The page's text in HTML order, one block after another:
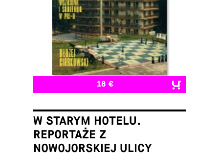
18 €
W STARYM HOTELU.
REPORTAŻE Z
NOWOJORSKIEJ ULICY